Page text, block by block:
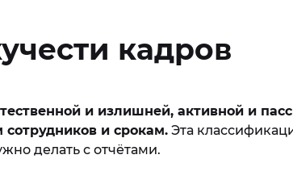
кадров
и излишней, активной и
сотрудников и срокам. Эта
делать с отчётами.